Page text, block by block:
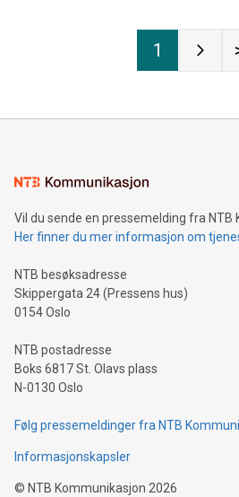
programlederrollen, som pranker
1
Vil du sende en pressemelding fra NTB
Her finner du mer informasjon om
NTB besøksadresse
Skippergata 24 (Pressens hus)
0154 Oslo
NTB postadresse
Boks 6817 St. Olavs plass
N-0130 Oslo
Følg pressemeldinger fra NTB
Informasjonskapsler
© NTB Kommunikasjon 2026